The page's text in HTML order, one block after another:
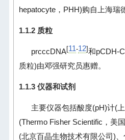
hepatocyte，PHH)购自上海瑞
1.1.2 质粒
prcccDNA[11-12]和pCDH-
质粒)由邓强研究员惠赠。
1.1.3 仪器和试剂
主要仪器包括酸度(pH)计(
(Thermo Fisher Scientific，美
(北京百晶生物技术有限公司)